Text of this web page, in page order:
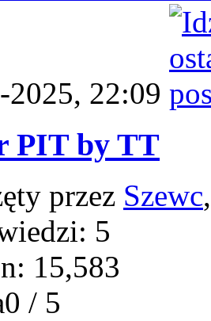
2025, 22:09
PIT by TT
przez Szewc
5
15,583
/ 5